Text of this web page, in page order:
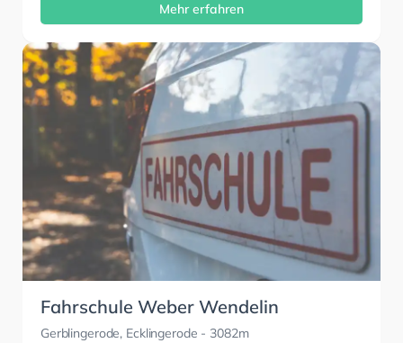
Mehr erfahren
Fahrschule Weber Wendelin
Gerblingerode, Ecklingerode - 3082m